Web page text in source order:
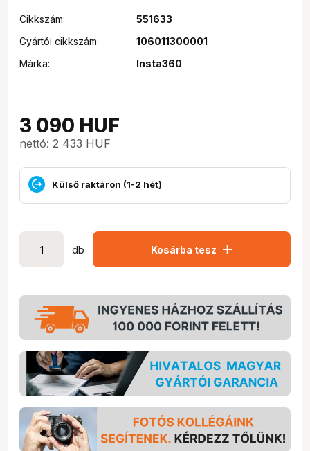
Cikkszám:
551633
Gyártói cikkszám:
106011300001
Márka:
Insta360
3 090 HUF
nettó: 2 433 HUF
Külső raktáron (1-2 hét)
db Kosárba tesz add